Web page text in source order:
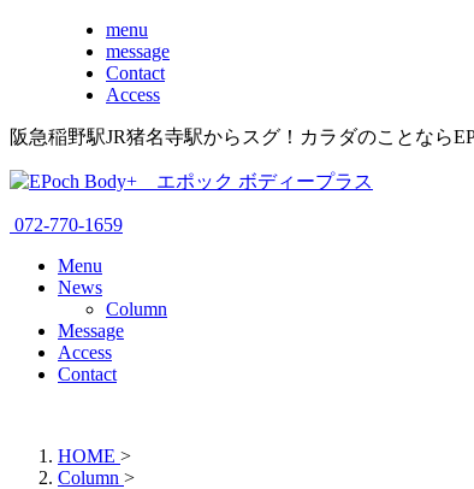
menu
message
Contact
Access
阪急稲野駅JR猪名寺駅からスグ！カラダのことなら
072-770-1659
Menu
News
Column
Message
Access
Contact
HOME >
Column >